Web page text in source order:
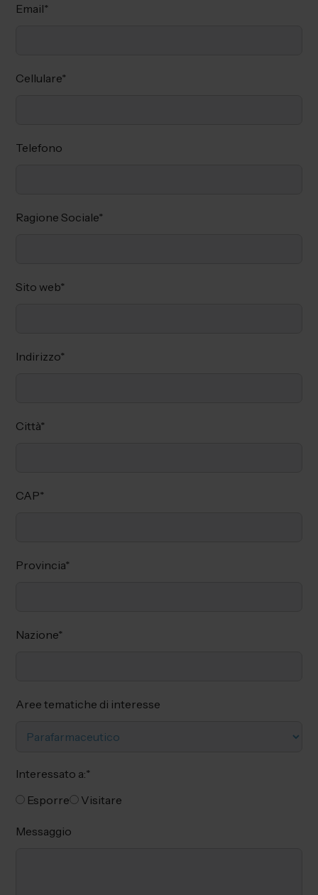
Email*
Cellulare*
Telefono
Ragione Sociale*
Sito web*
Indirizzo*
Città*
CAP*
Provincia*
Nazione*
Aree tematiche di interesse
Interessato a:*
Esporre
Visitare
Messaggio